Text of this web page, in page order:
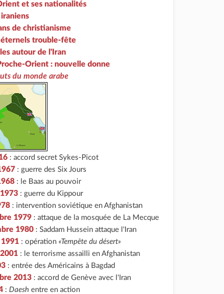
et ses nationalités
de christianisme
éternels trouble-fête
autour de l'Iran
Orient : nouvelle donne
du monde arabe
: accord secret Sykes-Picot
: guerre des Six Jours
: le Baas au pouvoir
: guerre du Kippour
: intervention soviétique en Afghanistan
1979 : attaque de la mosquée de La Mecque
1980 : Saddam Hussein attaque l'Iran
: opération «Tempête du désert»
: le terrorisme assailli en Afghanistan
: entrée des Américains à Bagdad
2013 : accord de Genève avec l'Iran
: Daesh entre en action